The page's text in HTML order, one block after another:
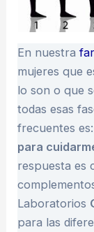
En nuestra
mujeres que
lo son o que
todas esas
frecuentes es:
para
respuesta es
Laboratorios
para las